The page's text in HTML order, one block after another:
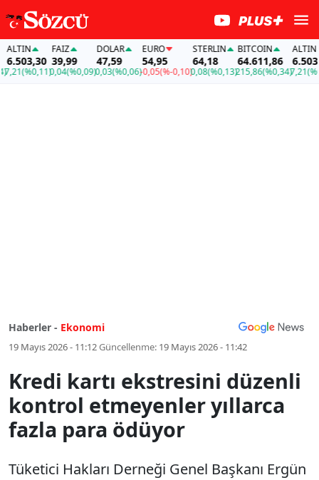
(%0,11)
FAİZ
39,99
0,04(%0,09)
DOLAR
47,59
0,03(%0,06)
EURO
54,95
-0,05(%-0,10)
STERLIN
64,18
0,08(%0,13)
BITCOIN
64.611,86
215,86(%0,34)
ALTIN
6.503,30
7,21
Haberler - Ekonomi
19 Mayıs 2026 - 11:12Güncellenme: 19 Mayıs 2026 - 11:42
Kredi kartı ekstresini düzenli
kontrol etmeyenler yıllarca
fazla para ödüyor
Tüketici Hakları Derneği Genel Başkanı Ergün